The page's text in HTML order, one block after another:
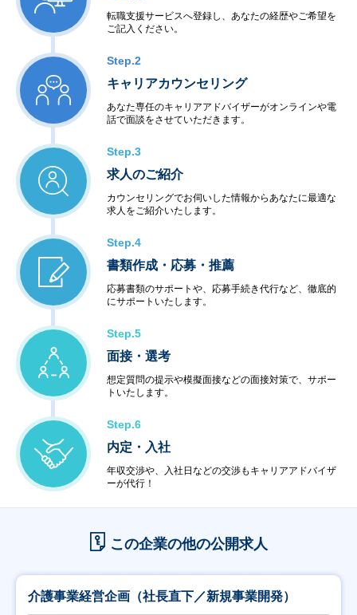
転職支援サービスへ登録し、あなたの経歴やご希望を
ご記入ください。
Step.2
キャリアカウンセリング
あなた専任のキャリアアドバイザーがオンラインや電
話で面談をさせていただきます。
Step.3
求人のご紹介
カウンセリングでお伺いした情報からあなたに最適な
求人をご紹介いたします。
Step.4
書類作成・応募・推薦
応募書類のサポートや、応募手続き代行など、徹底的
にサポートいたします。
Step.5
面接・選考
想定質問の提示や模擬面接などの面接対策で、サポー
トいたします。
Step.6
内定・入社
年収交渉や、入社日などの交渉もキャリアアドバイザ
ーが代行！
この企業の他の公開求人
介護事業経営企画（社長直下／新規事業開発）